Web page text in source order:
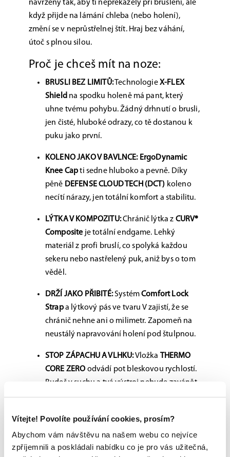
Vítejte! Povolíte používání cookies, prosím?
Abychom vám návštěvu na našem webu co nejvíce
zpříjemnili a poskládali nabídku co je pro vás užitečná,
navržený tak, aby ti nepřekážely při bruslení, ale
když přijde na lámání chleba (nebo holení),
změní se v neprůstřelnej štít. Hraj bez váhání,
útoč s plnou silou.
Proč je chceš mít na noze:
BRUSLI BEZ LIMITŮ:TechnologieX-FLEX
Shield na spodku holeně má pant, který
uhne tvému pohybu. Žádný drhnutí o brusli,
jen čisté, hluboké odrazy, co tě dostanou k
puku jako první.
KOLENO JAKO V BAVLNCE: ErgoDynamic
Knee Capti sedne hluboko a pevně. Díky
pěně DEFENSE CLOUD TECH (DCT) koleno
necítí nárazy, jen totální komfort a stabilitu.
LÝTKA V KOMPOZITU:Chránič lýtka z CURV®
Composite je totální endgame. Lehký
materiál z profi bruslí, co spolyká každou
sekeru nebo nastřelený puk, aniž bys o tom
věděl.
DRŽÍ JAKO PŘIBITÉ:SystémComfort Lock
Strapa lýtkový pás ve tvaru V zajistí, že se
chránič nehne ani o milimetr. Zapomeň na
neustálý napravování holení pod štulpnou.
STOP ZÁPACHU A VLHKU:Vložka THERMO
CORE ZERO odvádí pot bleskovou rychlostí.
Budeš v suchu a tvá výstroj nebude zavánět
jako šatna po prodloužení.
TECH-SPEC PRO ELITNÍ VÝKON:
Holeň:X-FLEX Shield – mobilita, co ti přidá
na rychlosti.